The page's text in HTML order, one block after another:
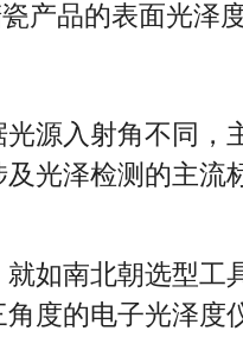
产品的表面光泽
入射角不同，主
光泽检测的主流
南北朝选型工
度的电子光泽度